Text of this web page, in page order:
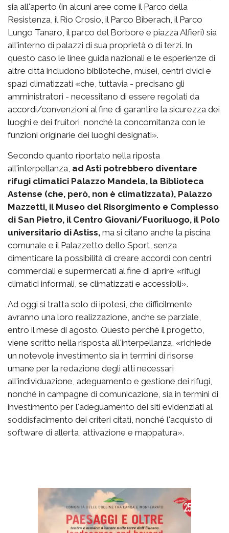
sia all'aperto (in alcuni aree come il Parco della
Resistenza, il Rio Crosio, il Parco Biberach, il Parco
Lungo Tanaro, il parco del Borbore e piazza Alfieri) sia
all'interno di palazzi di sua proprietà o di terzi. In
questo caso le linee guida nazionali e le esperienze di
altre città includono biblioteche, musei, centri civici e
spazi climatizzati «che, tuttavia - precisano gli
amministratori - necessitano di essere regolati da
accordi/convenzioni al fine di garantire la sicurezza dei
luoghi e dei fruitori, nonché la concomitanza con le
funzioni originarie dei luoghi designati».
Secondo quanto riportato nella riposta
all'interpellanza, ad Asti potrebbero diventare
rifugi climatici Palazzo Mandela, la Biblioteca
Astense (che, però, non è climatizzata), Palazzo
Mazzetti, il Museo del Risorgimento e Complesso
di San Pietro, il Centro Giovani/Fuoriluogo, il Polo
universitario di Astiss, ma si citano anche la piscina
comunale e il Palazzetto dello Sport, senza
dimenticare la possibilità di creare accordi con centri
commerciali e supermercati al fine di aprire «rifugi
climatici informali, se climatizzati e accessibili».
Ad oggi si tratta solo di ipotesi, che difficilmente
avranno una loro realizzazione, anche se parziale,
entro il mese di agosto. Questo perché il progetto,
viene scritto nella risposta all'interpellanza, «richiede
un notevole investimento sia in termini di risorse
umane per la redazione degli atti necessari
all'individuazione, adeguamento e gestione dei rifugi,
nonché in campagne di comunicazione, sia in termini di
investimento per l'adeguamento dei siti evidenziati al
soddisfacimento dei criteri citati, nonché l'acquisto di
software di allerta, attivazione e mappatura».